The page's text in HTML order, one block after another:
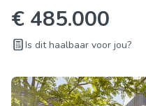
€ 485.000
Is dit haalbaar voor jou?